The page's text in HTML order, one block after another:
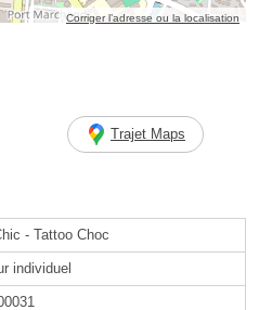
Corriger l’adresse ou la localisation
Trajet Maps
- Tattoo Choc
individuel